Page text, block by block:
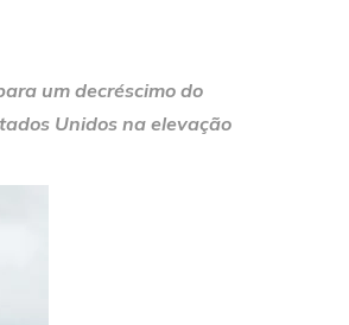
um decréscimo do
Unidos na elevação